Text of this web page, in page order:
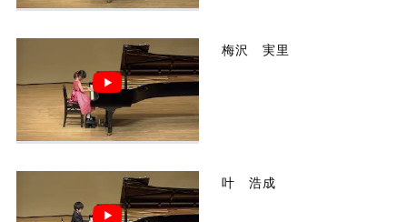
梅沢 実里
叶 浩成